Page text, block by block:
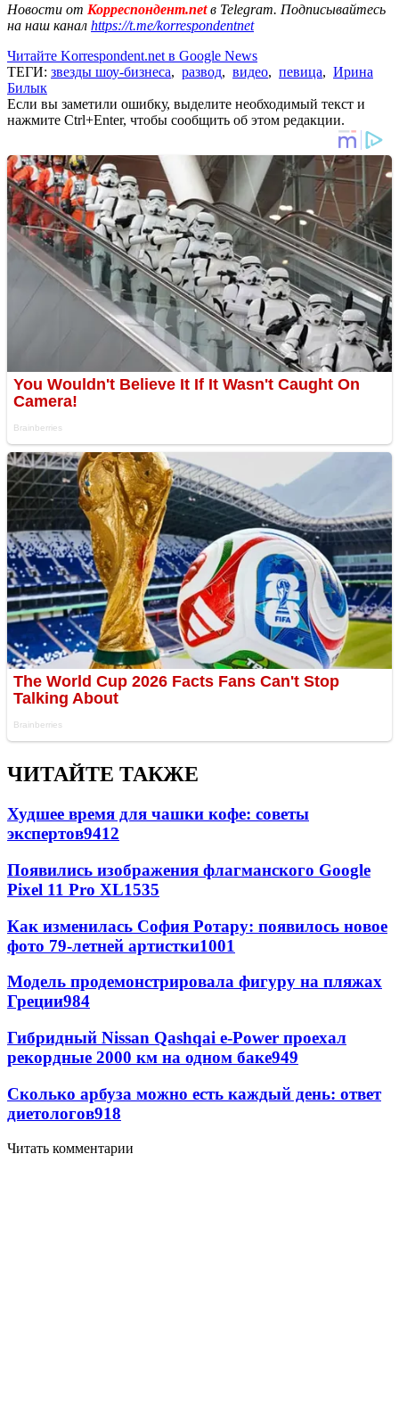
Новости от Корреспондент.netв Telegram. Подписывайтесь
на наш канал https://t.me/korrespondentnet
Читайте Korrespondent.net в Google News
ТЕГИ: звезды шоу-бизнеса, развод, видео, певица, Ирина
Билык
Если вы заметили ошибку, выделите необходимый текст и
нажмите Ctrl+Enter, чтобы сообщить об этом редакции.
ЧИТАЙТЕ ТАКЖЕ
Худшее время для чашки кофе: советы
экспертов9412
Появились изображения флагманского Google
Pixel 11 Pro XL1535
Как изменилась София Ротару: появилось новое
фото 79-летней артистки1001
Модель продемонстрировала фигуру на пляжах
Греции984
Гибридный Nissan Qashqai e-Power проехал
рекордные 2000 км на одном баке949
Сколько арбуза можно есть каждый день: ответ
диетологов918
Читать комментарии